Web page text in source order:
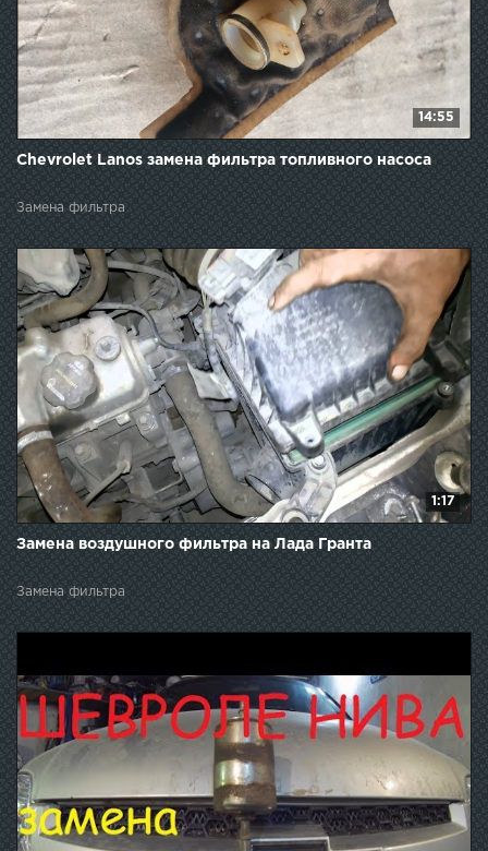
14:55
Chevrolet Lanos замена фильтра топливного насоса
Замена фильтра
1:17
Замена воздушного фильтра на Лада Гранта
Замена фильтра